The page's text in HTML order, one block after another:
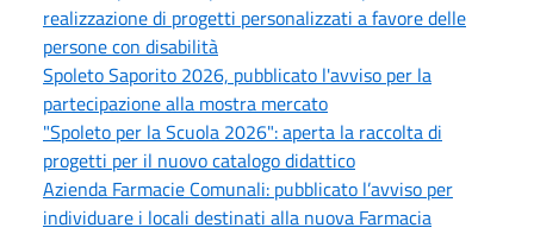
realizzazione di progetti personalizzati a favore delle
persone con disabilità
Spoleto Saporito 2026, pubblicato l'avviso per la
partecipazione alla mostra mercato
"Spoleto per la Scuola 2026": aperta la raccolta di
progetti per il nuovo catalogo didattico
Azienda Farmacie Comunali: pubblicato l’avviso per
individuare i locali destinati alla nuova Farmacia